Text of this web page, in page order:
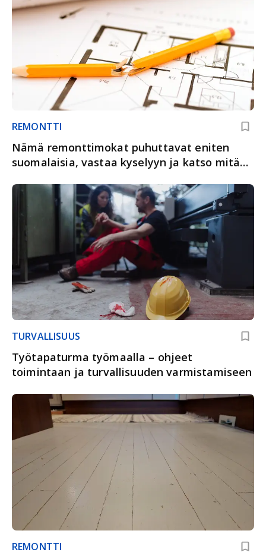
REMONTTI
Nämä remonttimokat puhuttavat eniten
suomalaisia, vastaa kyselyyn ja katso mitä
TURVALLISUUS
Työtapaturma työmaalla – ohjeet
toimintaan ja turvallisuuden varmistamiseen
REMONTTI